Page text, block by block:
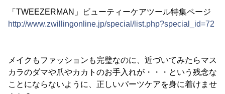
「TWEEZERMAN」ビューティーケアツール特集ページ
http://www.zwillingonline.jp/special/list.php?special_id=72
メイクもファッションも完璧なのに、近づいてみたらマス
カラのダマや爪やカカトのお手入れが・・・という残念な
ことにならないように、正しいパーツケアを身に着けませ